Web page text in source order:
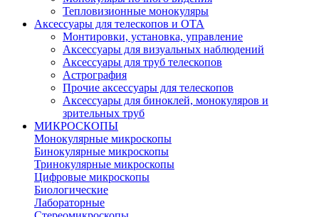
Тепловизионные монокуляры
Аксессуары для телескопов и ОТА
Монтировки, установка, управление
Аксессуары для визуальных наблюдений
Аксессуары для труб телескопов
Астрография
Прочие аксессуары для телескопов
Аксессуары для биноклей, монокуляров и
зрительных труб
МИКРОСКОПЫ
Монокулярные микроскопы
Бинокулярные микроскопы
Тринокулярные микроскопы
Цифровые микроскопы
Биологические
Лабораторные